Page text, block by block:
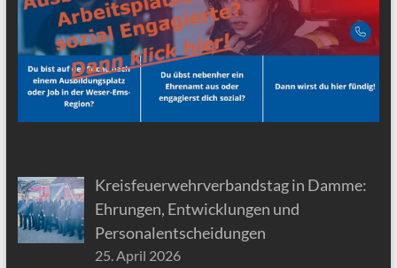
Kreisfeuerwehrverbandstag in Damme:
Ehrungen, Entwicklungen und
Personalentscheidungen
25. April 2026